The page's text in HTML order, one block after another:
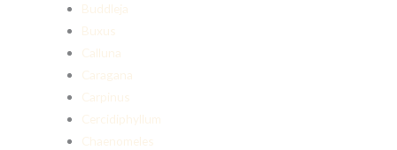
Buddleja
Buxus
Calluna
Caragana
Carpinus
Cercidiphyllum
Chaenomeles